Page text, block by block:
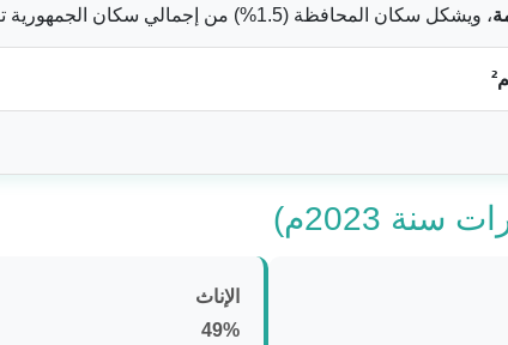
، ويشكل سكان المحافظة (1.5%) من إجمالي سكان الجمهورية تقريباً
2023م)
الإناث
49%